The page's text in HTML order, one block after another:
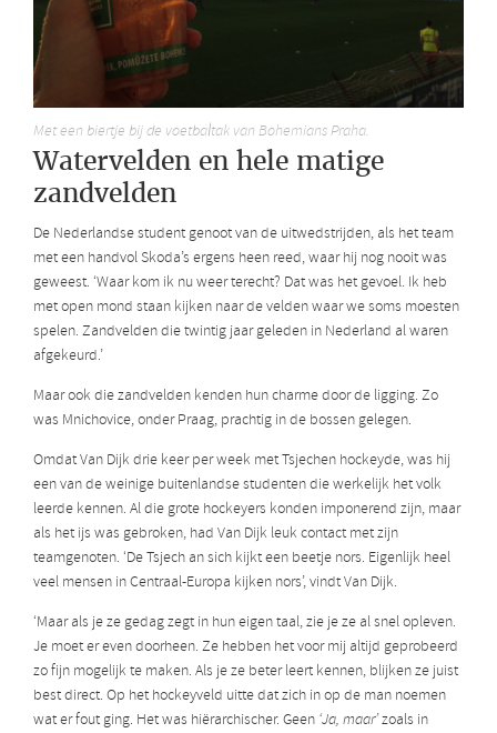
Met een biertje bij de voetbaltak van Bohemians Praha.
Watervelden en hele matige
zandvelden
De Nederlandse student genoot van de uitwedstrijden, als het team
met een handvol Skoda’s ergens heen reed, waar hij nog nooit was
geweest. ‘Waar kom ik nu weer terecht? Dat was het gevoel. Ik heb
met open mond staan kijken naar de velden waar we soms moesten
spelen. Zandvelden die twintig jaar geleden in Nederland al waren
afgekeurd.’
Maar ook die zandvelden kenden hun charme door de ligging. Zo
was Mnichovice, onder Praag, prachtig in de bossen gelegen.
Omdat Van Dijk drie keer per week met Tsjechen hockeyde, was hij
een van de weinige buitenlandse studenten die werkelijk het volk
leerde kennen. Al die grote hockeyers konden imponerend zijn, maar
als het ijs was gebroken, had Van Dijk leuk contact met zijn
teamgenoten. ‘De Tsjech an sich kijkt een beetje nors. Eigenlijk heel
veel mensen in Centraal-Europa kijken nors’, vindt Van Dijk.
‘Maar als je ze gedag zegt in hun eigen taal, zie je ze al snel opleven.
Je moet er even doorheen. Ze hebben het voor mij altijd geprobeerd
zo fijn mogelijk te maken. Als je ze beter leert kennen, blijken ze juist
best direct. Op het hockeyveld uitte dat zich in op de man noemen
wat er fout ging. Het was hiërarchischer. Geen ‘Ja, maar’zoals in